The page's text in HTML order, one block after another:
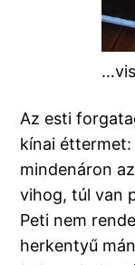
Az esti
kínai éttermet:
mindenáron
vihog, túl van
Peti nem
herkentyű